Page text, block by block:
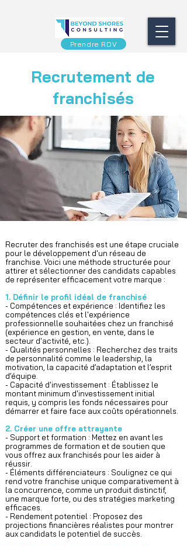
Prendre RDV
Recrutement de
franchisés
Recruter des franchisés est une étape cruciale
pour le développement d'un réseau de
franchise. Voici une méthode structurée pour
attirer et sélectionner des candidats capables
de représenter efficacement votre marque :
1. Définir le profil idéal de franchisé
- Compétences et expérience : Identifiez les
compétences clés et l'expérience
professionnelle souhaitées chez un franchisé
(expérience en gestion, en vente, dans le
secteur d'activité, etc.).
- Qualités personnelles : Recherchez des traits
de personnalité comme le leadership, la
motivation, la capacité d’adaptation et l’esprit
d’équipe.
- Capacité d'investissement : Établissez le
montant minimum d'investissement initial
requis, y compris les fonds nécessaires pour
démarrer et faire face aux coûts opérationnels.
2. Créer une offre attrayante
- Support et formation : Mettez en avant les
programmes de formation et de soutien que
vous offrez aux franchisés pour les aider à
réussir.
- Éléments différenciateurs : Soulignez ce qui
rend votre franchise unique comparativement à
la concurrence, comme un produit distinctif,
une marque forte, ou des stratégies marketing
efficaces.
- Rendement potentiel : Proposez des
projections financières réalistes pour montrer
aux candidats le potentiel de succès.